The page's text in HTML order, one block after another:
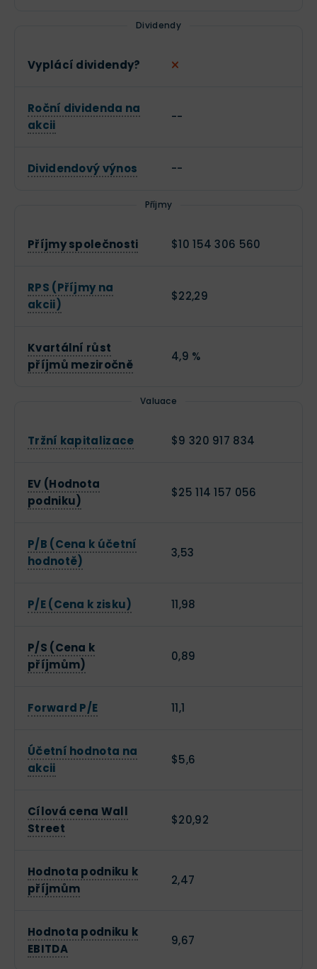
Dividendy
Vyplácí dividendy?
Roční dividenda na
akcii
--
Dividendový výnos --
Příjmy
Příjmy společnosti $10 154 306 560
RPS (Příjmy na
akcii)
$22,29
Kvartální růst
příjmů meziročně
4,9 %
Valuace
Tržní kapitalizace $9 320 917 834
EV (Hodnota
podniku)
$25 114 157 056
P/B (Cena k účetní
hodnotě)
3,53
P/E (Cena k zisku) 11,98
P/S (Cena k
příjmům)
0,89
Forward P/E 11,1
Účetní hodnota na
akcii
$5,6
Cílová cena Wall
Street
$20,92
Hodnota podniku k
příjmům
2,47
Hodnota podniku k
EBITDA
9,67